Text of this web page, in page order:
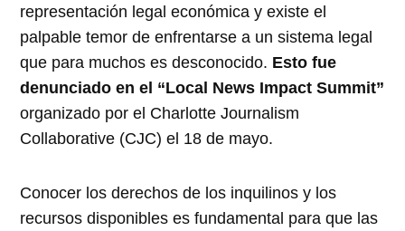
representación legal económica y existe el
palpable temor de enfrentarse a un sistema legal
que para muchos es desconocido. Esto fue
denunciado en el “Local News Impact Summit”
organizado por el Charlotte Journalism
Collaborative (CJC) el 18 de mayo.
Conocer los derechos de los inquilinos y los
recursos disponibles es fundamental para que las